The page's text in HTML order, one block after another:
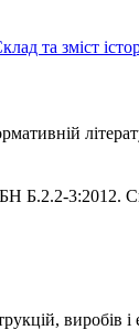
та зміст
Б.2.2-3:2012.